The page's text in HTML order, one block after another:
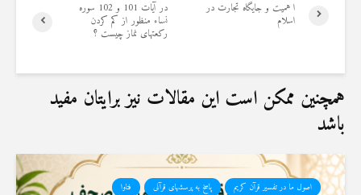
در آیات 101 و 102 سوره
نساء منظور از کم کردن
رکعتهای نماز چیست ؟
ا هميت و جايگاه تجارت در
اسلام
همچنین ممکن است این مقالات نیز برایتان مفید
باشد
اصول ما در تفسیر قرآن کریم پاسخ به پرسشهای قرآنی
فتاوا
19 جولای 2026